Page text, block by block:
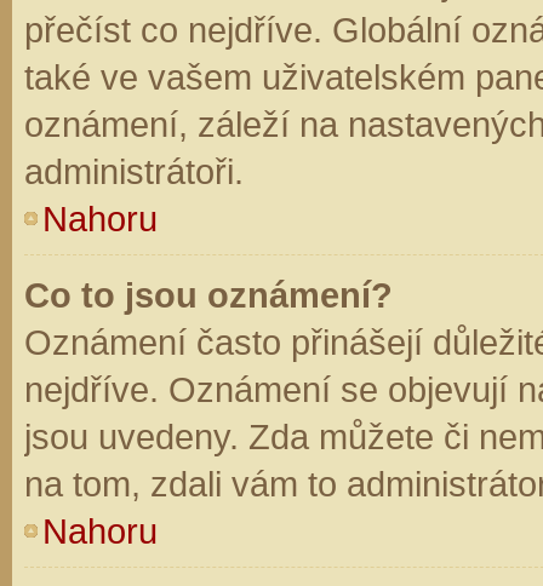
přečíst co nejdříve. Globální
také ve vašem uživatelském
oznámení, záleží na
administrátoři.
Nahoru
Co to jsou oznámení?
Oznámení často přinášejí
nejdříve. Oznámení se objevují
jsou uvedeny. Zda můžete či
na tom, zdali vám to
Nahoru